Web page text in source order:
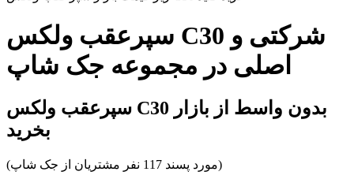
سپرعقب ولکس C30 شرکتی و
اصلی در مجموعه جک شاپ
سپرعقب ولکس C30 بدون واسط از بازار
بخرید
(مورد پسند 117 نفر مشتریان از جک شاپ)